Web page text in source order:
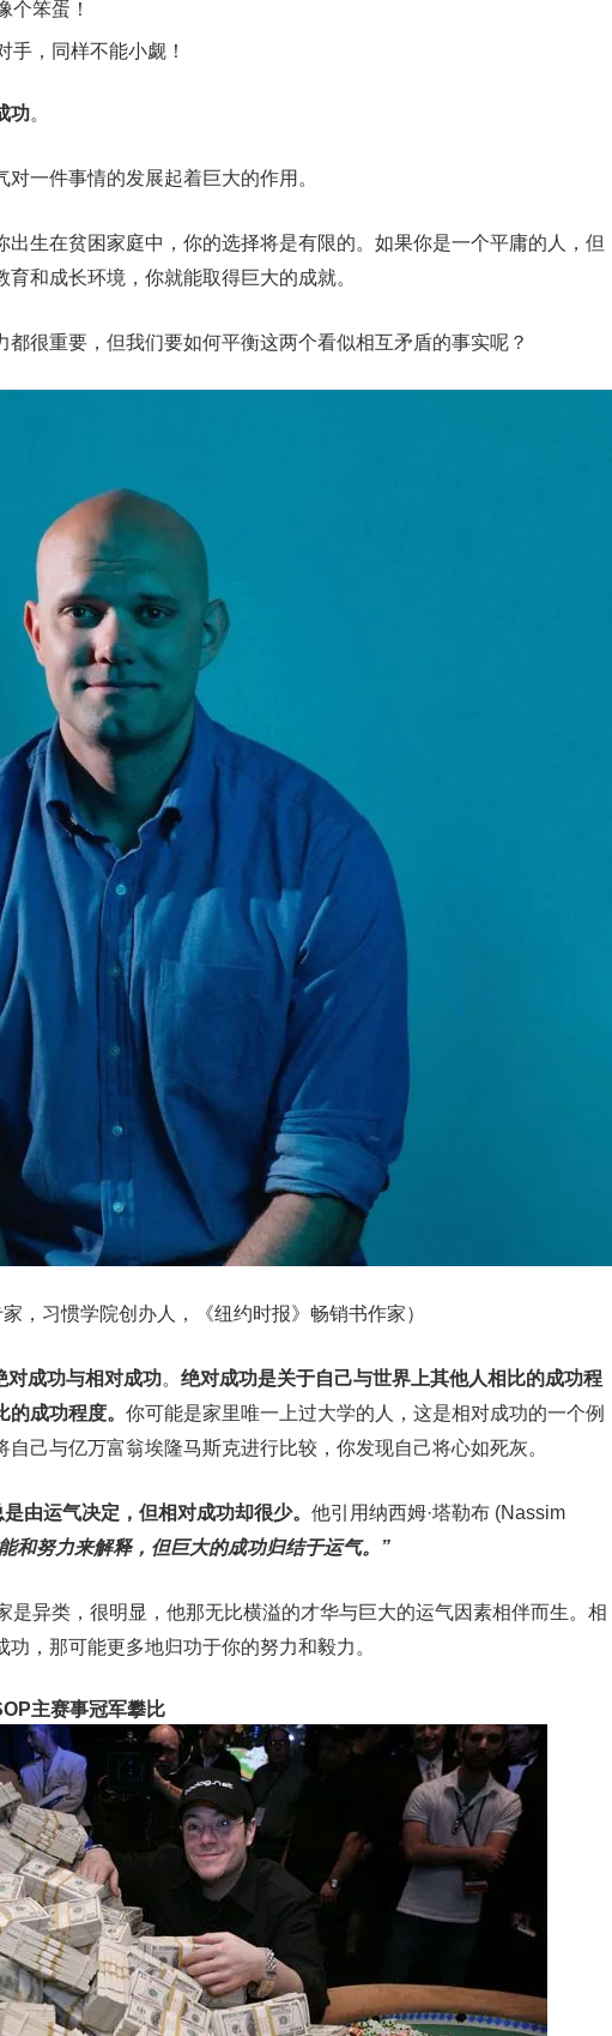
个笨蛋！
手，同样不能小觑！
功。
一件事情的发展起着巨大的作用。
生在贫困家庭中，你的选择将是有限的。如果你是一个平庸的人，但
和成长环境，你就能取得巨大的成就。
很重要，但我们要如何平衡这两个看似相互矛盾的事实呢？
，习惯学院创办人，《纽约时报》畅销书作家）
对成功与相对成功。 绝对成功是关于自己与世界上其他人相比的成功程
成功程度。 你可能是家里唯一上过大学的人，这是相对成功的一个例
己与亿万富翁埃隆马斯克进行比较，你发现自己将心如死灰。
由运气决定 ，但相对成功却很少。 他引用纳西姆·塔勒布 (Nassim
和努力来解释，但巨大的成功归结于运气。”
是异类，很明显，他那无比横溢的才华与巨大的运气因素相伴而生。相
，那可能更多地归功于你的努力和毅力。
主赛事冠军攀比